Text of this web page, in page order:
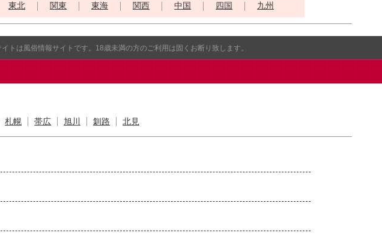
東北 関東 東海 関西 中国 四国 九州
イトは風俗情報サイトです。18歳未満の方のご利用は固くお断り致します。
札幌 帯広 旭川 釧路 北見